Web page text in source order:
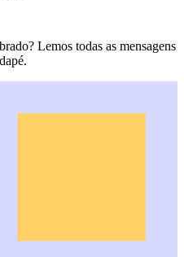
Lemos todas as mensagens